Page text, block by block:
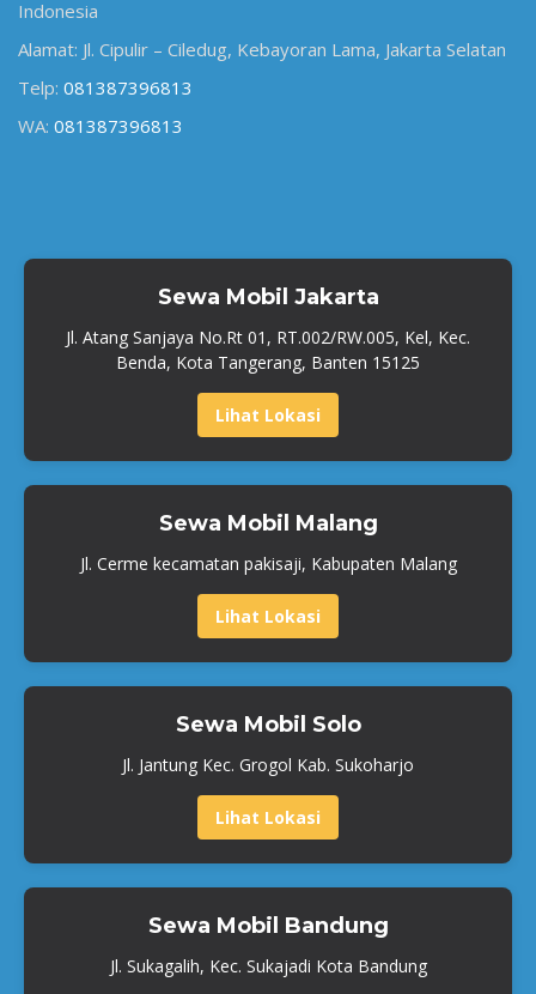
Indonesia
Alamat: Jl. Cipulir – Ciledug, Kebayoran Lama, Jakarta Selatan
Telp: 081387396813
WA: 081387396813
Sewa Mobil Jakarta
Jl. Atang Sanjaya No.Rt 01, RT.002/RW.005, Kel, Kec.
Benda, Kota Tangerang, Banten 15125
Lihat Lokasi
Sewa Mobil Malang
Jl. Cerme kecamatan pakisaji, Kabupaten Malang
Lihat Lokasi
Sewa Mobil Solo
Jl. Jantung Kec. Grogol Kab. Sukoharjo
Lihat Lokasi
Sewa Mobil Bandung
Jl. Sukagalih, Kec. Sukajadi Kota Bandung